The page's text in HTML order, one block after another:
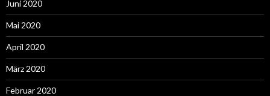
Juni 2020
Mai 2020
April 2020
März 2020
Februar 2020